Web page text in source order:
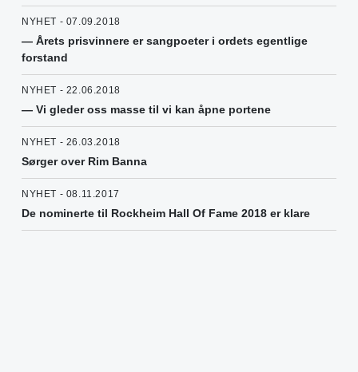
NYHET - 07.09.2018
— Årets prisvinnere er sangpoeter i ordets egentlige
forstand
NYHET - 22.06.2018
— Vi gleder oss masse til vi kan åpne portene
NYHET - 26.03.2018
Sørger over Rim Banna
NYHET - 08.11.2017
De nominerte til Rockheim Hall Of Fame 2018 er klare